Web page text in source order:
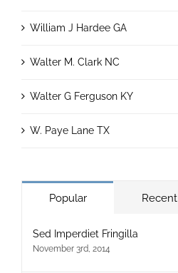
William J Hardee GA
Walter M. Clark NC
Walter G Ferguson KY
W. Paye Lane TX
Popular Recent
Sed Imperdiet Fringilla
November 3rd, 2014